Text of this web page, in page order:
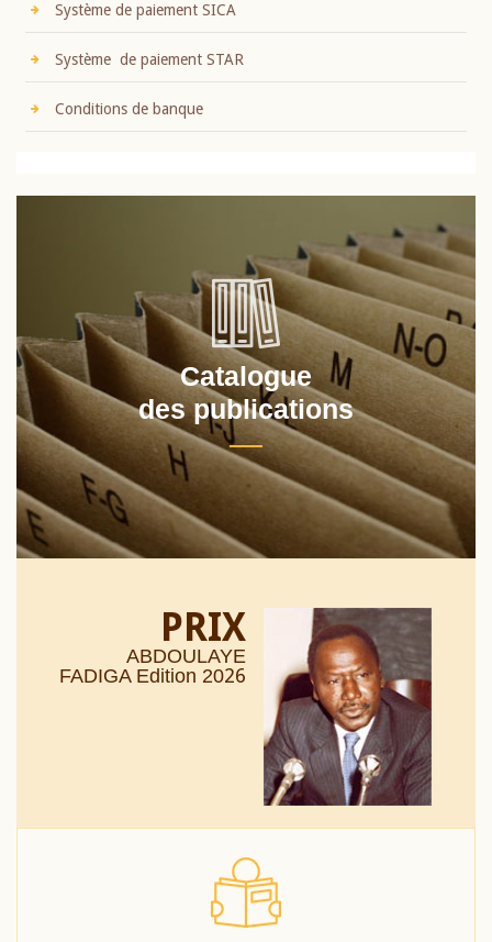
Système de paiement SICA
Système de paiement STAR
Conditions de banque
Catalogue
des publications
PRIX
ABDOULAYE
FADIGA Edition 2026